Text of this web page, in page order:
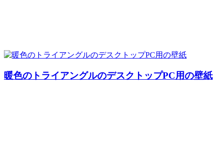
暖色のトライアングルのデスクトップPC用の壁紙